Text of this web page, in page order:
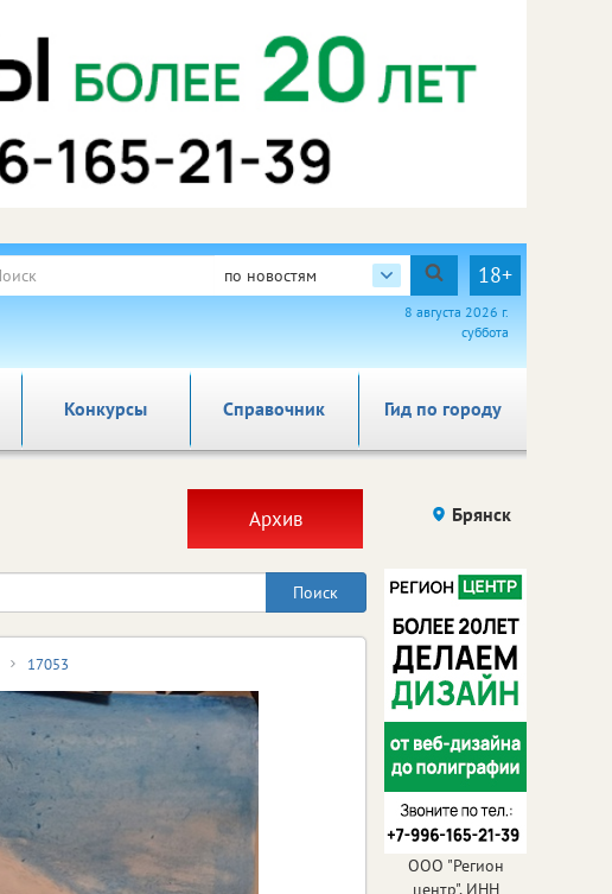
по новостям 18+
8 августа 2026 г.
суббота
Справочник Гид по городу
Конкурсы
Архив Брянск
17053
ООО "Регион
центр", ИНН